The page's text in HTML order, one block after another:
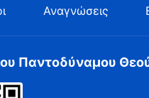
Αναγνώσεις
Παντοδύναμου